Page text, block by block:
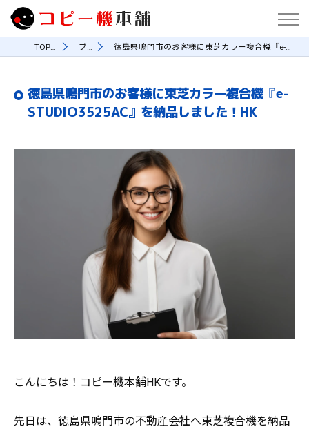
TOPページ ブログ 徳島県鳴門市のお客様に東芝カラー複合機『e-STUDIO3525AC』を納品しました！HK
徳島県鳴門市のお客様に東芝カラー複合機『e-
STUDIO3525AC』を納品しました！HK
こんにちは！コピー機本舗HKです。
先日は、徳島県鳴門市の不動産会社へ東芝複合機を納品